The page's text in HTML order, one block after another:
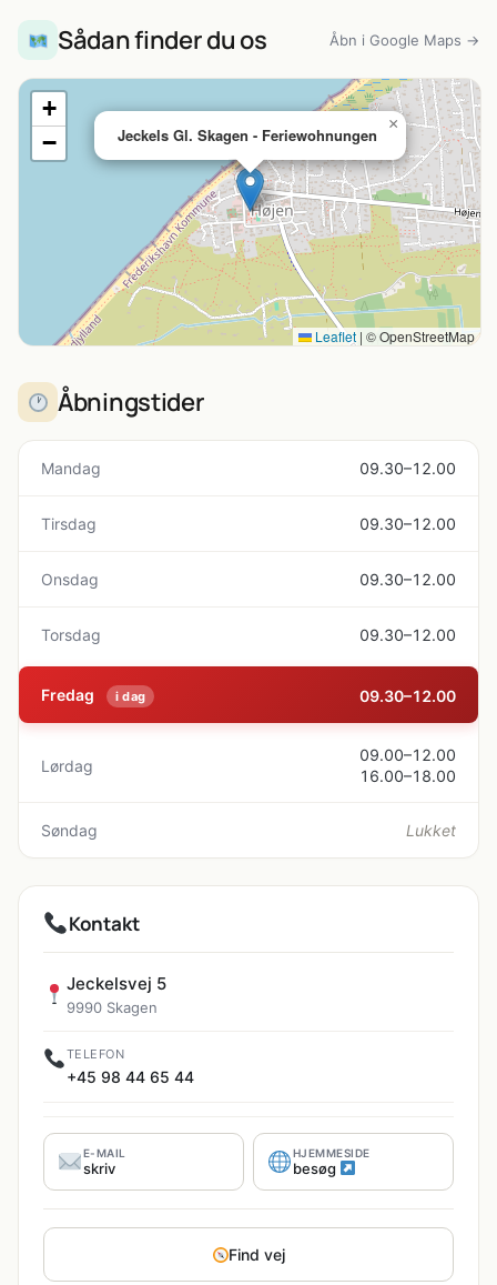
Sådan finder du os Åbn i Google Maps →
Jeckels Gl. Skagen - Feriewohnungen
×
+
−
Leaflet | © OpenStreetMap
Åbningstider
Mandag 09.30–12.00
Tirsdag 09.30–12.00
Onsdag 09.30–12.00
Torsdag 09.30–12.00
Fredag i dag 09.30–12.00
Lørdag
09.00–12.00
16.00–18.00
Søndag Lukket
Kontakt
Jeckelsvej 5
9990 Skagen
TELEFON
+45 98 44 65 44
E-MAIL
skriv
HJEMMESIDE
besøg
Find vej